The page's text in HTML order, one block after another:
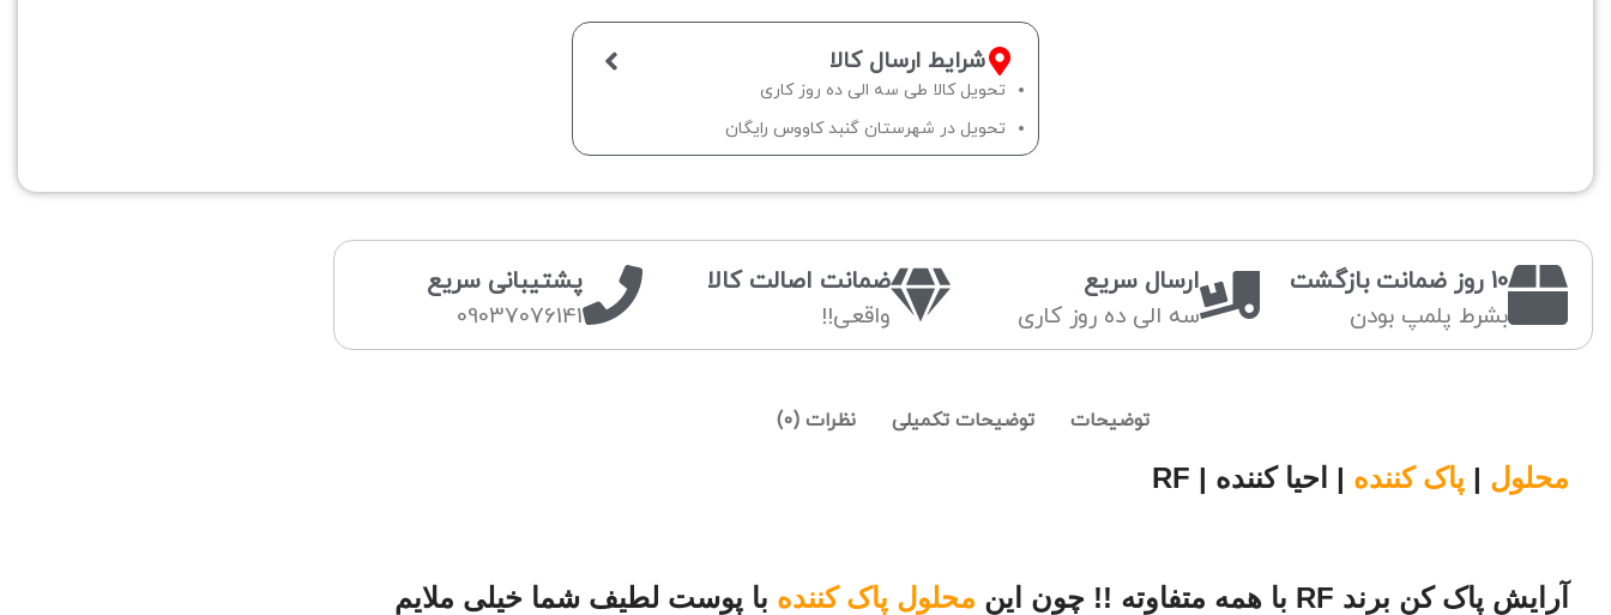
شرایط ارسال کالا
تحویل کالا طی سه الی ده روز کاری
تحویل در شهرستان گنبد کاووس رایگان
10 روز ضمانت بازگشت
بشرط پلمپ بودن
ارسال سریع
سه الی ده روز کاری
ضمانت اصالت کالا
واقعی!!
پشتیبانی سریع
09037076141
توضیحات توضیحات تکمیلی نظرات (0)
محلول | پاک کننده | احیا کننده | RF
آرایش پاک کن برند RF با همه متفاوته !! چون این محلول پاک کننده با پوست لطیف شما خیلی ملایم